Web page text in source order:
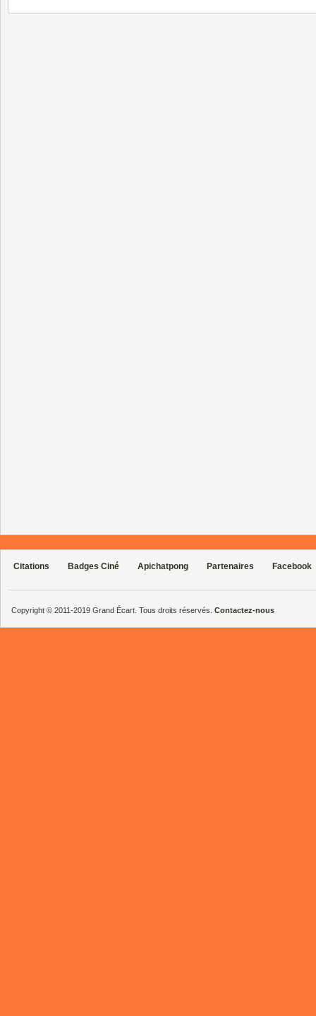
Citations Badges Ciné Apichatpong Partenaires Facebook
Copyright © 2011-2019 Grand Écart. Tous droits réservés. Contactez-nous